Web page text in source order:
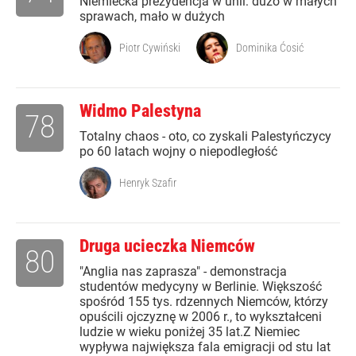
sprawach, mało w dużych
Piotr Cywiński Dominika Ćosić
Widmo Palestyna
Totalny chaos - oto, co zyskali Palestyńczycy
po 60 latach wojny o niepodległość
78
Henryk Szafir
Druga ucieczka Niemców
"Anglia nas zaprasza" - demonstracja
studentów medycyny w Berlinie. Większość
spośród 155 tys. rdzennych Niemców, którzy
opuścili ojczyznę w 2006 r., to wykształceni
ludzie w wieku poniżej 35 lat.Z Niemiec
wypływa największa fala emigracji od stu lat
80